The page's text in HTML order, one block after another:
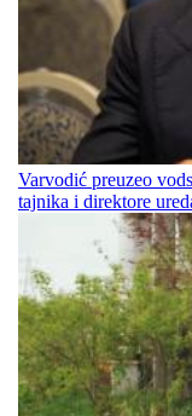
Varvodić preuzeo
tajnika i direktore